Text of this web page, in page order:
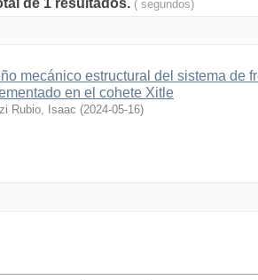
de 1 resultados. ( segundos)
mecánico estructural del sistema de
en el cohete Xitle
Rubio, Isaac (2024-05-16)